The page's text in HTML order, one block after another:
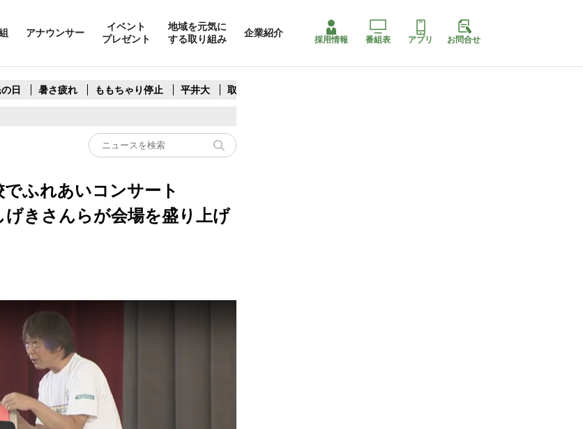
アナウンサー
イベント
プレゼント
地域を元気に
する取り組み
企業紹介
採用情報 番組表 アプリ お問合せ
日 暑さ疲れ ももちゃり停止 平井大 取水制限
でふれあいコンサート
げきさんらが会場を盛り上げ